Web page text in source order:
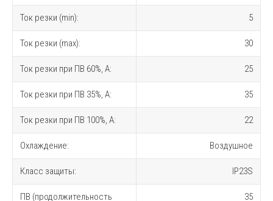
Ток резки (min): 5
Ток резки (max): 30
Ток резки при ПВ 60%, A: 25
Ток резки при ПВ 35%, A: 35
Ток резки при ПВ 100%, A: 22
Охлаждение: Воздушное
Класс защиты: IP23S
ПВ (продолжительность
35